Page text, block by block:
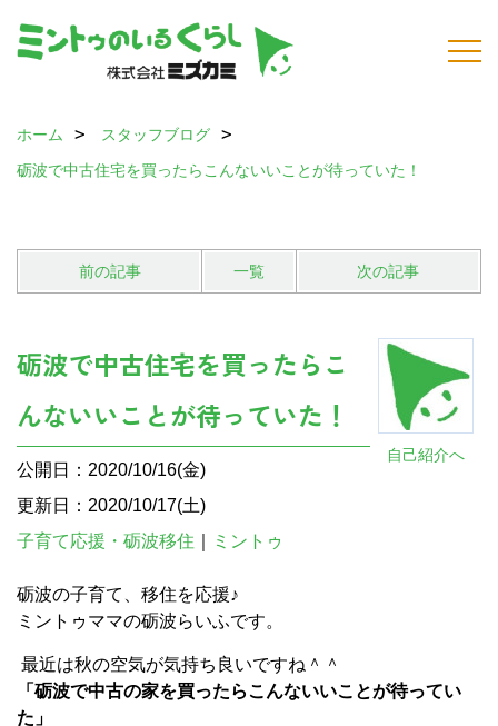
ホーム
スタッフブログ
砺波で中古住宅を買ったらこんないいことが待っていた！
前の記事 一覧 次の記事
自己紹介へ
砺波で中古住宅を買ったらこ
んないいことが待っていた！
公開日：2020/10/16(金)
更新日：2020/10/17(土)
子育て応援・砺波移住
ミントゥ
砺波の子育て、移住を応援♪
ミントゥママの砺波らいふです。
最近は秋の空気が気持ち良いですね＾＾
「砺波で中古の家を買ったらこんないいことが待ってい
た」